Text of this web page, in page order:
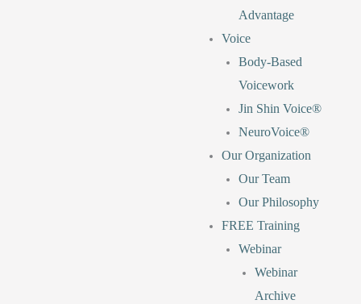
Advantage
Voice
Body-Based
Voicework
Jin Shin Voice®
NeuroVoice®
Our Organization
Our Team
Our Philosophy
FREE Training
Webinar
Webinar
Archive